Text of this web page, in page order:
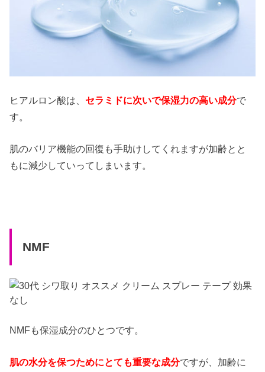
ヒアルロン酸は、 セラミドに次いで保湿力の高い成分で
す。
肌のバリア機能の回復も手助けしてくれますが加齢とと
もに減少していってしまいます。
NMF
NMFも保湿成分のひとつです。
肌の水分を保つためにとても重要な成分ですが、加齢に